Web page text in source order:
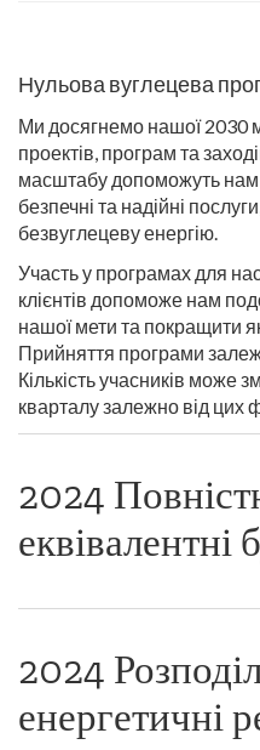
Нульова вуглецева
Ми досягнемо нашої 2030
проектів, програм та
масштабу допоможуть
безпечні та надійні
безвуглецеву енергію.
Участь у програмах для
клієнтів допоможе нам
нашої мети та покращити
Прийняття програми
Кількість учасників може
кварталу залежно від цих
2024
еквівалентні
2024
енергетичні